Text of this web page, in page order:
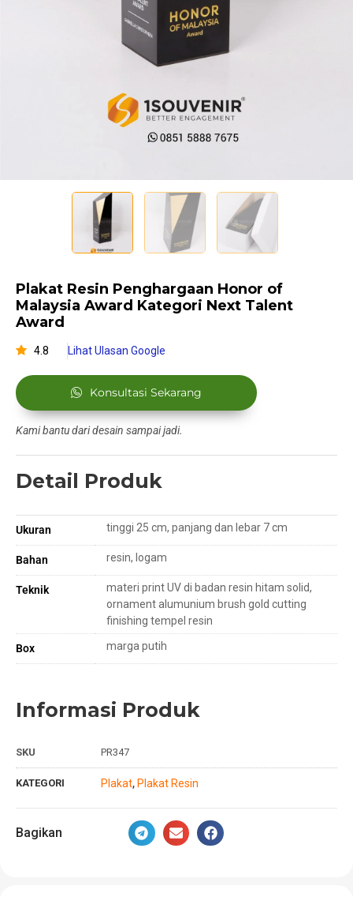
Plakat Resin Penghargaan Honor of
Malaysia Award Kategori Next Talent
Award
4.8 Lihat Ulasan Google
Konsultasi Sekarang
Kami bantu dari desain sampai jadi.
Detail Produk
Ukuran tinggi 25 cm, panjang dan lebar 7 cm
Bahan resin, logam
Teknik
materi print UV di badan resin hitam solid,
ornament alumunium brush gold cutting
finishing tempel resin
Box marga putih
Informasi Produk
SKU PR347
KATEGORI Plakat, Plakat Resin
Bagikan